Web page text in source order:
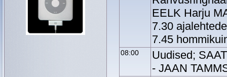
EELK Harju
7.30
7.45
08:00
Uudised;
- JAAN